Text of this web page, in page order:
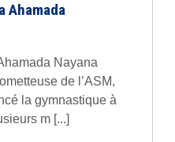
Ahamada
Nayana
de l’ASM,
la gymnastique à
m [...]